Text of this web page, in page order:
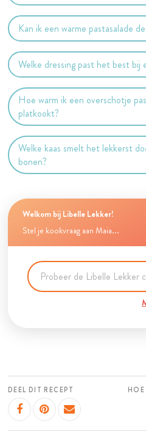
Kan ik een warme pastasalade
Welke dressing past het best bij
Hoe warm ik een overschotje
platkookt?
Welke kaas smelt het lekkerst
bonen?
Welkom bij Libelle Lekker!
Stel je kookvraag aan Maia...
DEEL DIT RECEPT